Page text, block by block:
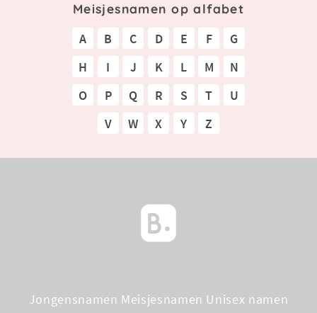
Meisjesnamen op alfabet
A B C D E F
G
H
I J K L M
N
O
P Q R S T
U
V
W X Y Z
Jongensnamen Meisjesnamen Unisex namen